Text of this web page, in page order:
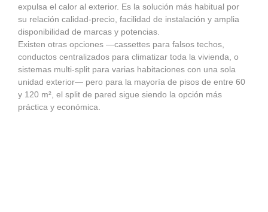
expulsa el calor al exterior. Es la solución más habitual por
su relación calidad-precio, facilidad de instalación y amplia
disponibilidad de marcas y potencias.
Existen otras opciones —cassettes para falsos techos,
conductos centralizados para climatizar toda la vivienda, o
sistemas multi-split para varias habitaciones con una sola
unidad exterior— pero para la mayoría de pisos de entre 60
y 120 m², el split de pared sigue siendo la opción más
práctica y económica.